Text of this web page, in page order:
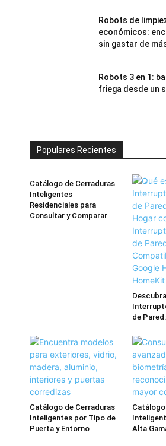
Robots de
económicos:
sin gastar de
Robots 3 en 1:
friega desde un
Populares Recientes
Catálogo de Cerraduras
Inteligentes
Residenciales para
Consultar y Comparar
de
Catálogo de Cerraduras
Inteligentes por Tipo de
Puerta y Entorno
Alta